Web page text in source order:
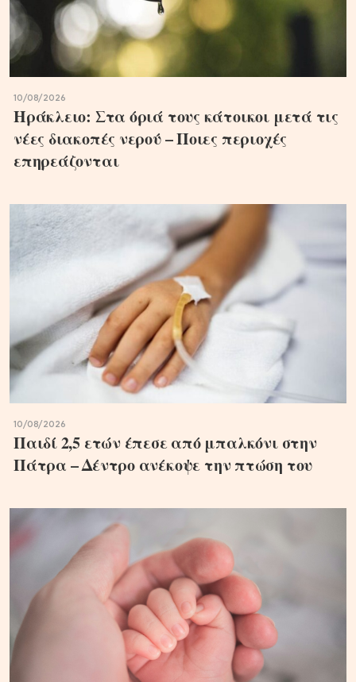
10/08/2026
Ηράκλειο: Στα όριά τους κάτοικοι μετά τις
νέες διακοπές νερού – Ποιες περιοχές
επηρεάζονται
10/08/2026
Παιδί 2,5 ετών έπεσε από μπαλκόνι στην
Πάτρα – Δέντρο ανέκοψε την πτώση του